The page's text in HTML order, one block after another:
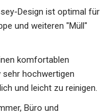
Design ist optimal für
und weiteren "Müll"
komfortablen
sehr hochwertigen
und leicht zu reinigen.
Büro und